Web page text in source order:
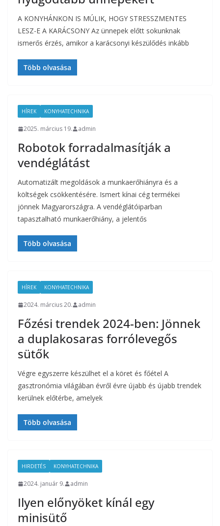
A KONYHÁNKON IS MÚLIK, HOGY STRESSZMENTES
LESZ-E A KARÁCSONY Az ünnepek előtt sokunknak
ismerős érzés, amikor a karácsonyi készülődés inkább
Több olvasása
HÍREK KONYHATECHNIKA
2025. március 19. admin
Robotok forradalmasítják a
vendéglátást
Automatizált megoldások a munkaerőhiányra és a
költségek csökkentésére. Ismert kínai cég termékei
jönnek Magyarországra. A vendéglátóiparban
tapasztalható munkaerőhiány, a jelentős
Több olvasása
HÍREK KONYHATECHNIKA
2024. március 20. admin
Főzési trendek 2024-ben: Jönnek
a duplakosaras forrólevegős
sütők
Végre egyszerre készülhet el a köret és főétel A
gasztronómia világában évről évre újabb és újabb trendek
kerülnek előtérbe, amelyek
Több olvasása
HIRDETÉS KONYHATECHNIKA
2024. január 9. admin
Ilyen előnyöket kínál egy
minisütő